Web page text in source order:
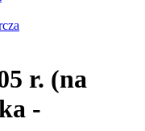
r. (na
-